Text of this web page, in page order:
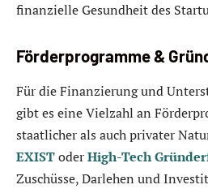
finanzielle Gesundheit des
Förderprogramme &
Für die Finanzierung und
gibt es eine Vielzahl an
staatlicher als auch privater
EXISToderHigh-Tech
Zuschüsse, Darlehen und